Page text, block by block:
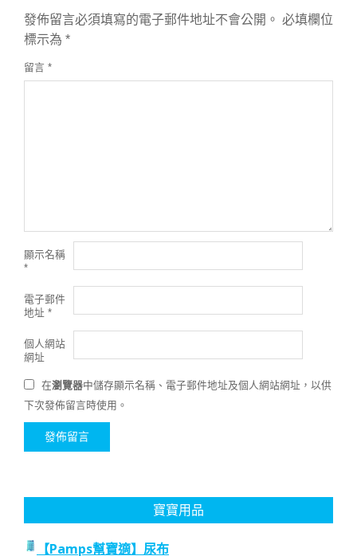
發佈留言必須填寫的電子郵件地址不會公開。 必填欄位
標示為 *
留言 *
顯示名稱
*
電子郵件
地址 *
個人網站
網址
在瀏覽器中儲存顯示名稱、電子郵件地址及個人網站網址，以供
下次發佈留言時使用。
寶寶用品
【Pamps幫寶適】尿布